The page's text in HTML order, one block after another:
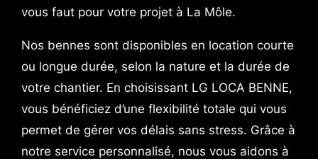
vous faut pour votre projet à La Môle.
Nos bennes sont disponibles en location courte
ou longue durée, selon la nature et la durée de
votre chantier. En choisissant LG LOCA BENNE,
vous bénéficiez d’une flexibilité totale qui vous
permet de gérer vos délais sans stress. Grâce à
notre service personnalisé, nous vous aidons à